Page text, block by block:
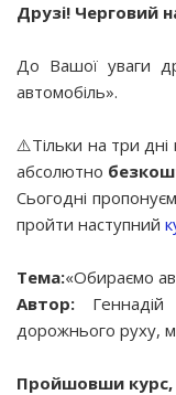
Друзі! Черговий
До Вашої уваги
автомобіль».
⚠️Тільки на три дні
абсолютно
Сьогодні
пройти наступний
Тема:«Обираємо
Автор: Геннадій
дорожнього руху,
Пройшовши курс,